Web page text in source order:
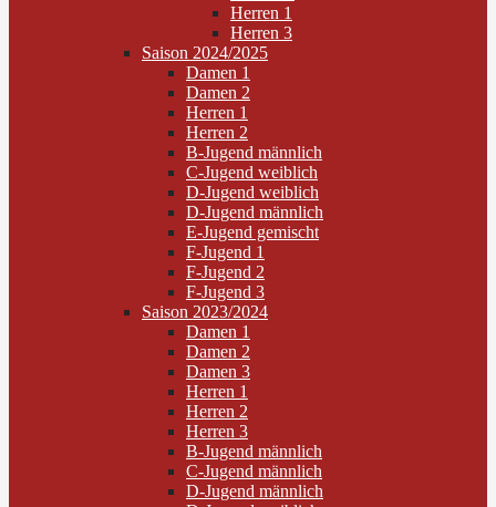
Herren 1
Herren 3
Saison 2024/2025
Damen 1
Damen 2
Herren 1
Herren 2
B-Jugend männlich
C-Jugend weiblich
D-Jugend weiblich
D-Jugend männlich
E-Jugend gemischt
F-Jugend 1
F-Jugend 2
F-Jugend 3
Saison 2023/2024
Damen 1
Damen 2
Damen 3
Herren 1
Herren 2
Herren 3
B-Jugend männlich
C-Jugend männlich
D-Jugend männlich